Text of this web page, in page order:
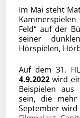
Im Mai steht
Feld“ auf der
seiner
Hörspielen,
Auf dem 31.
4.9.2022wird
Beispielen
sein, die
September